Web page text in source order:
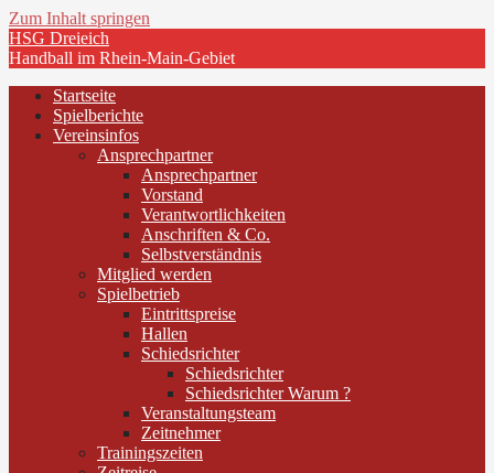
Zum Inhalt springen
HSG Dreieich
Handball im Rhein-Main-Gebiet
Startseite
Spielberichte
Vereinsinfos
Ansprechpartner
Ansprechpartner
Vorstand
Verantwortlichkeiten
Anschriften & Co.
Selbstverständnis
Mitglied werden
Spielbetrieb
Eintrittspreise
Hallen
Schiedsrichter
Schiedsrichter
Schiedsrichter Warum ?
Veranstaltungsteam
Zeitnehmer
Trainingszeiten